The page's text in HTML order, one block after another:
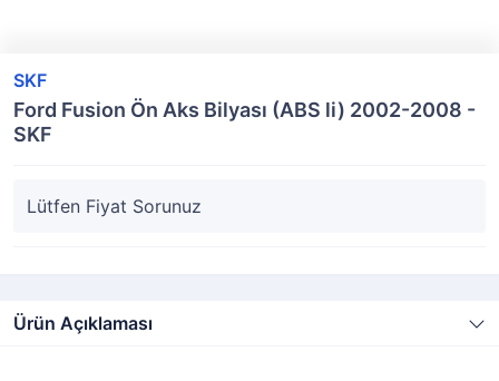
SKF
Ford Fusion Ön Aks Bilyası (ABS li) 2002-2008 -
SKF
Lütfen Fiyat Sorunuz
Ürün Açıklaması